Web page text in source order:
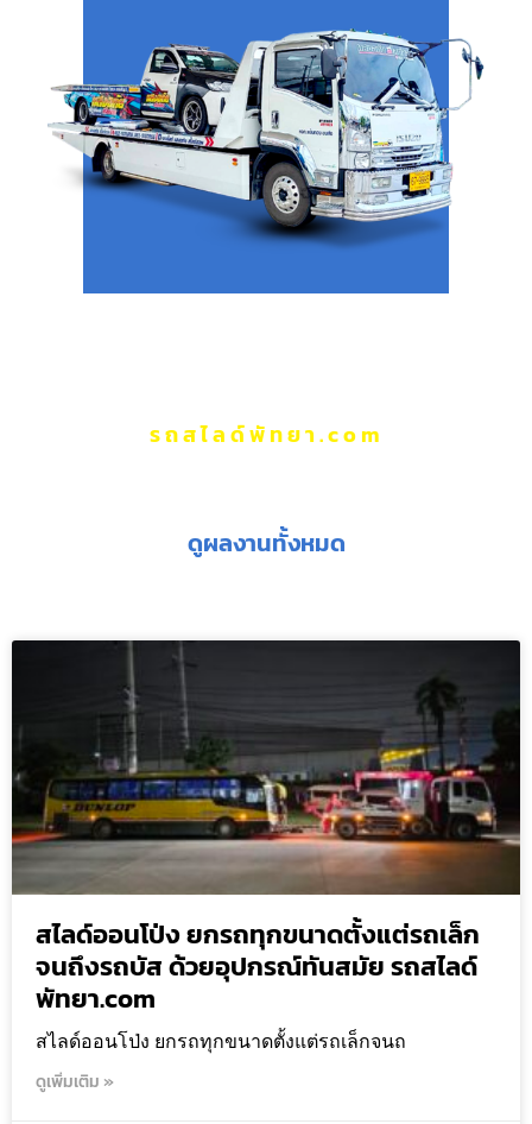
รถสไลด์พัทยา.com
ดูผลงานทั้งหมด
สไลด์ออนโป่ง ยกรถทุกขนาดตั้งแต่รถเล็ก
จนถึงรถบัส ด้วยอุปกรณ์ทันสมัย รถสไลด์
พัทยา.com
สไลด์ออนโป่ง ยกรถทุกขนาดตั้งแต่รถเล็กจนถ
ดูเพิ่มเติม »